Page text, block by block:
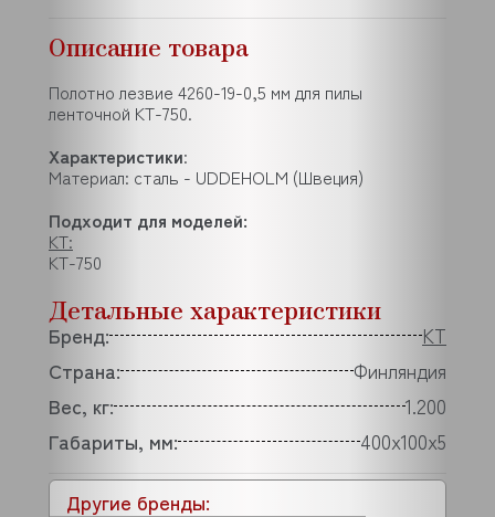
Другие бренды:
Описание товара
Полотно лезвие 4260-19-0,5 мм для пилы
ленточной KT-750.
Характеристики:
Материал: сталь - UDDEHOLM (Швеция)
Подходит для моделей:
KT:
KT-750
Детальные характеристики
Бренд:
KT
Страна:
Финляндия
Вес, кг:
1.200
Габариты, мм:
400х100х5